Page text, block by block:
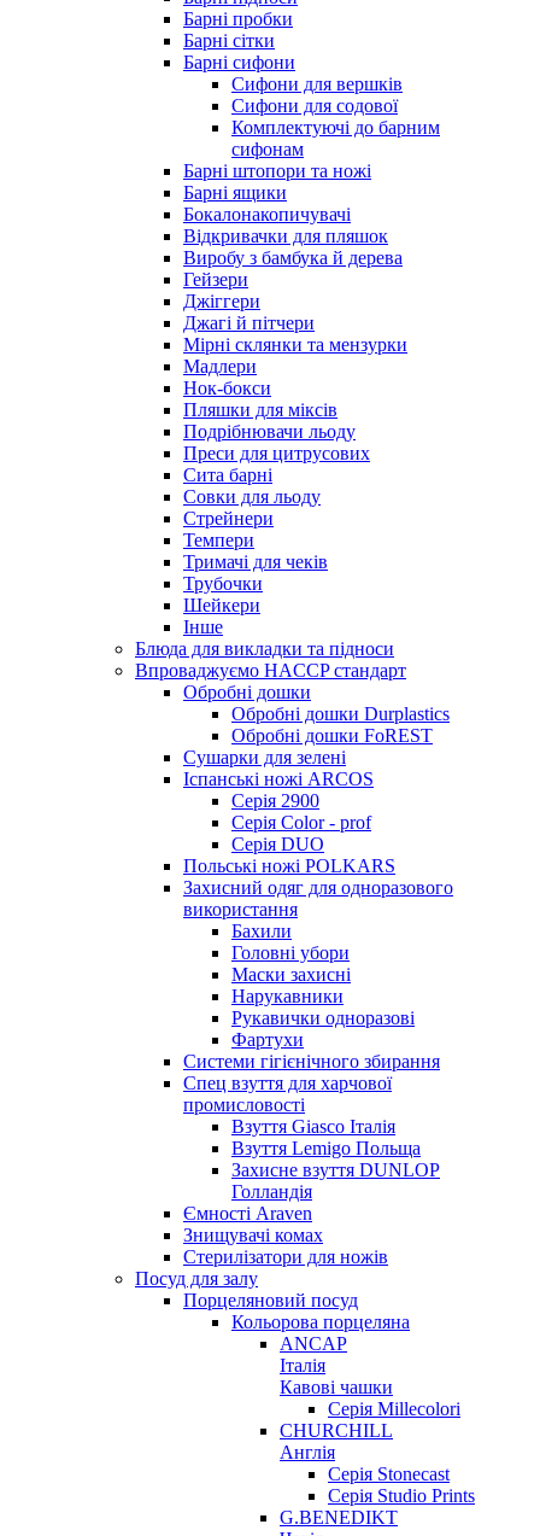
Барні пробки
Барні сітки
Барні сифони
Сифони для вершків
Сифони для содової
Комплектуючі до барним
сифонам
Барні штопори та ножі
Барні ящики
Бокалонакопичувачі
Відкривачки для пляшок
Виробу з бамбука й дерева
Гейзери
Джіггери
Джагі й пітчери
Мірні склянки та мензурки
Мадлери
Нок-бокси
Пляшки для міксів
Подрібнювачи льоду
Преси для цитрусових
Сита барні
Совки для льоду
Стрейнери
Темпери
Тримачі для чеків
Трубочки
Шейкери
Інше
Блюда для викладки та підноси
Впроваджуємо HACCP стандарт
Обробні дошки
Обробні дошки Durplastics
Обробні дошки FoREST
Сушарки для зелені
Іспанські ножі ARCOS
Серія 2900
Серія Color - prof
Серія DUO
Польські ножі POLKARS
Захисний одяг для одноразового
використання
Бахили
Головні убори
Маски захисні
Нарукавники
Рукавички одноразові
Фартухи
Системи гігієнічного збирання
Спец взуття для харчової
промисловості
Взуття Giasco Італія
Взуття Lemigo Польща
Захисне взуття DUNLOP
Голландія
Ємності Araven
Знищувачі комах
Стерилізатори для ножів
Посуд для залу
Порцеляновий посуд
Кольорова порцеляна
ANCAP
Італія
Кавові чашки
Серія Millecolori
CHURCHILL
Англія
Серія Stonecast
Серія Studio Prints
G.BENEDIKT